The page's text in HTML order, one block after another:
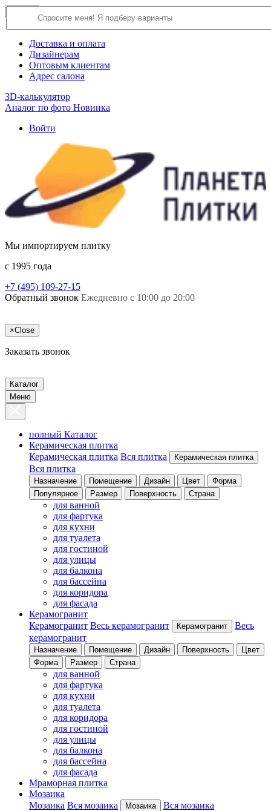
О компании
Доставка и оплата
Дизайнерам
Оптовым клиентам
Адрес салона
3D-калькулятор
Аналог по фото Новинка
Войти
Мы импортируем плитку
c 1995 года
+7 (495) 109-27-15
Обратный звонок Ежедневно с 10:00 до 20:00
×Close
Заказать звонок
Каталог
Меню
полный Каталог
Керамическая плитка
Керамическая плитка Вся плитка Керамическая плитка
Вся плитка
Назначение Помещение Дизайн Цвет
Форма
Популярное
Размер Поверхность Страна
для ванной
для фартука
для кухни
для туалета
для гостиной
для улицы
для балкона
для бассейна
для коридора
для фасада
Керамогранит
Керамогранит Весь керамогранит Керамогранит
Весь
керамогранит
Назначение Помещение Дизайн Поверхность
Цвет
Форма
Размер Страна
для ванной
для фартука
для кухни
для туалета
для коридора
для гостиной
для улицы
для балкона
для бассейна
для фасада
Мраморная плитка
Мозаика
Мозаика Вся мозаика Мозаика Вся мозаика